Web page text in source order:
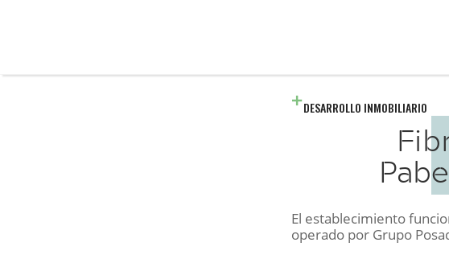
DESARROLLO INMOBILIARIO
El establecimiento
operado por Grupo